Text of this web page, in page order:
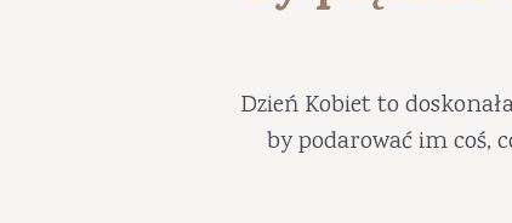
Dzień Kobiet to
by podarować im coś,